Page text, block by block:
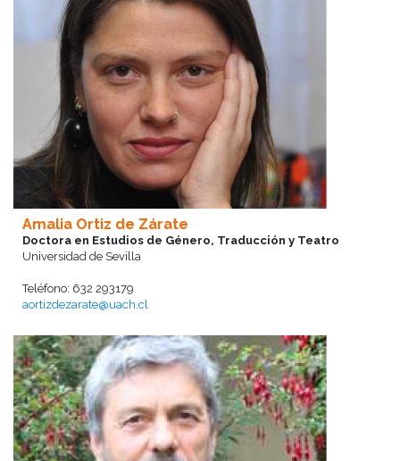
Amalia Ortiz de Zárate
Doctora en Estudios de Género, Traducción y Teatro
Universidad de Sevilla
Teléfono: 632 293179
aortizdezarate@uach.cl